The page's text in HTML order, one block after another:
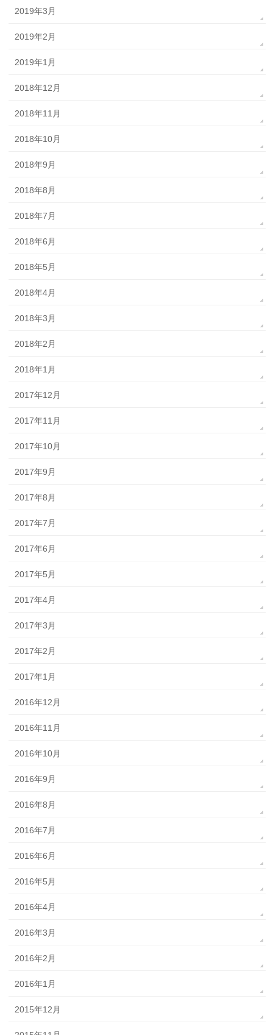
2019年3月
2019年2月
2019年1月
2018年12月
2018年11月
2018年10月
2018年9月
2018年8月
2018年7月
2018年6月
2018年5月
2018年4月
2018年3月
2018年2月
2018年1月
2017年12月
2017年11月
2017年10月
2017年9月
2017年8月
2017年7月
2017年6月
2017年5月
2017年4月
2017年3月
2017年2月
2017年1月
2016年12月
2016年11月
2016年10月
2016年9月
2016年8月
2016年7月
2016年6月
2016年5月
2016年4月
2016年3月
2016年2月
2016年1月
2015年12月